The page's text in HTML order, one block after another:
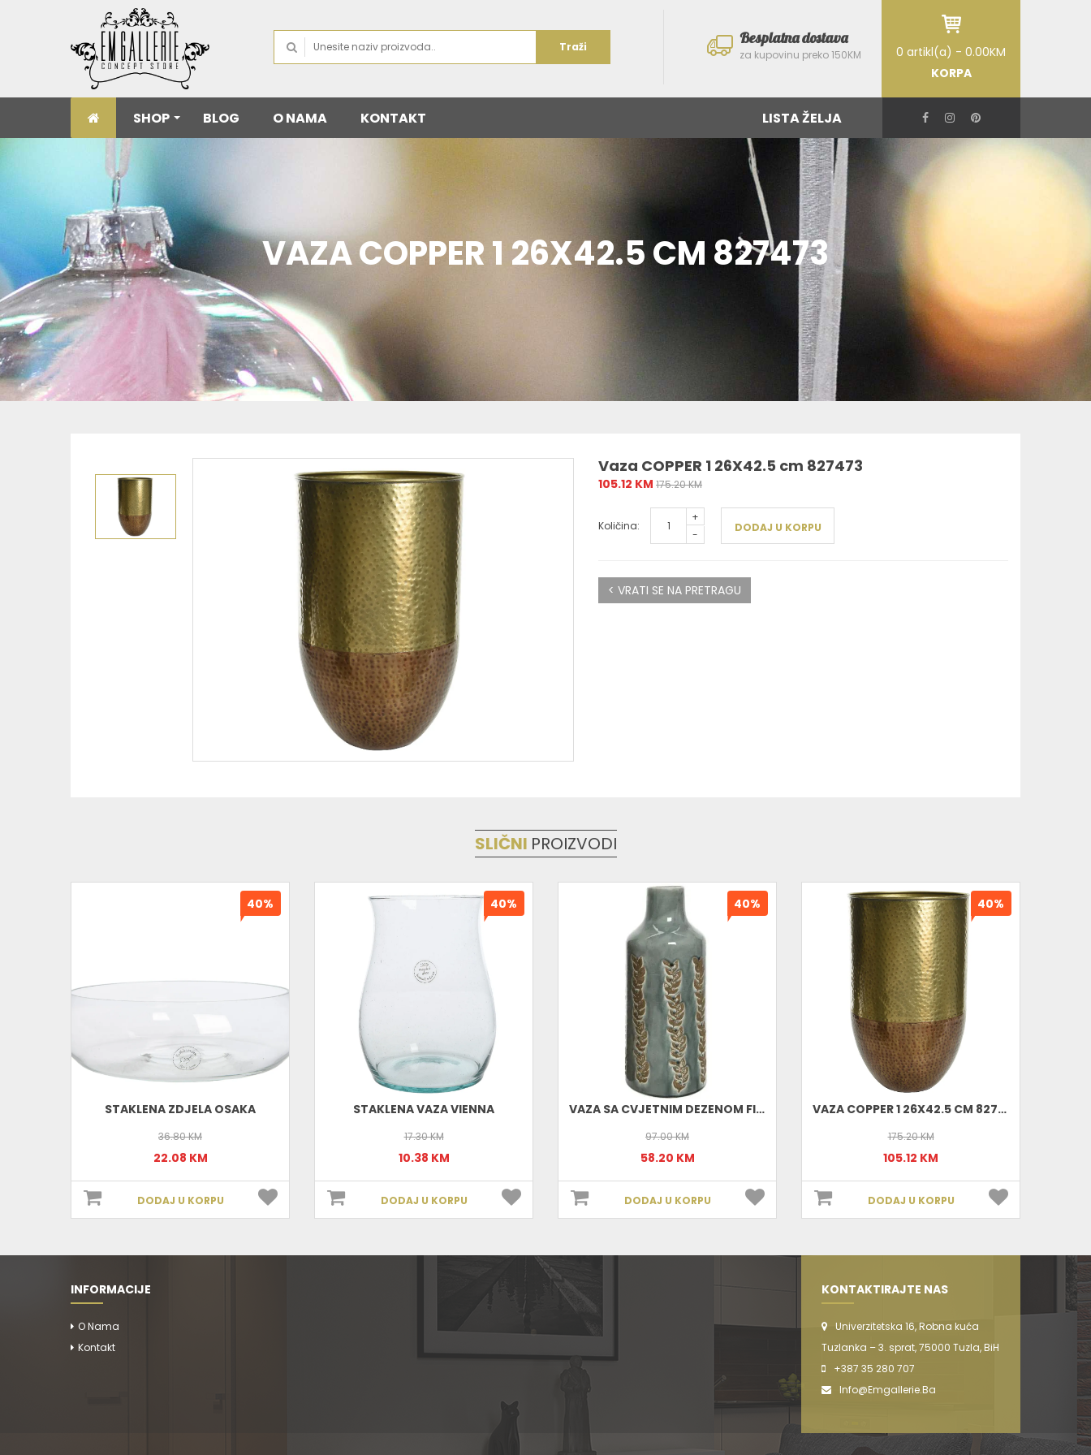
Traži Besplatna dostava
za kupovinu preko 150KM
0 artikl(a) - 0.00KM
KORPA
SHOP BLOG O NAMA KONTAKT LISTA ŽELJA
VAZA COPPER 1 26X42.5 CM 827473
Vaza COPPER 1 26X42.5 cm 827473
105.12 KM 175.20 KM
Količina:
+
-
DODAJ U KORPU
< VRATI SE NA PRETRAGU
SLIČNI PROIZVODI
STAKLENA ZDJELA OSAKA
36.80 KM
22.08 KM
DODAJ U KORPU
40%
STAKLENA VAZA VIENNA
17.30 KM
10.38 KM
DODAJ U KORPU
40%
VAZA SA CVJETNIM DEZENOM FI19 650022
97.00 KM
58.20 KM
DODAJ U KORPU
40%
VAZA COPPER 1 26X42.5 CM 827473
175.20 KM
105.12 KM
DODAJ U KORPU
40%
INFORMACIJE
O Nama
Kontakt
KONTAKTIRAJTE NAS
Univerzitetska 16, Robna kuća
Tuzlanka – 3. sprat, 75000 Tuzla, BiH
+387 35 280 707
Info@emgallerie.ba